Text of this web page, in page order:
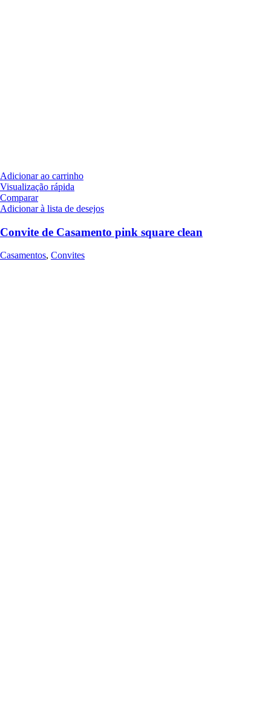
Adicionar ao carrinho
Visualização rápida
Comparar
Adicionar à lista de desejos
Convite de Casamento pink square clean
Casamentos, Convites